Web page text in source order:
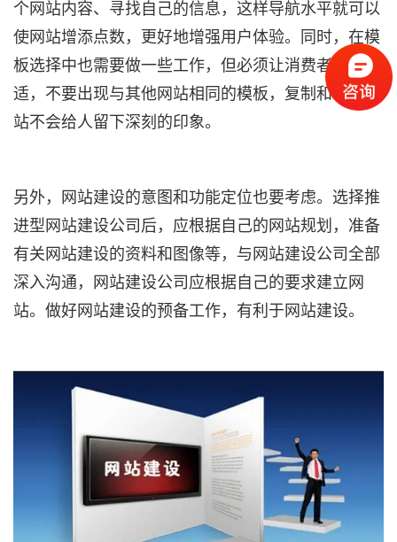
个网站内容、寻找自己的信息，这样导航水平就可以
使网站增添点数，更好地增强用户体验。同时，在模
板选择中也需要做一些工作，但必须让消费者感到舒
适，不要出现与其他网站相同的模板，复制和粘贴网
站不会给人留下深刻的印象。
另外，网站建设的意图和功能定位也要考虑。选择推
进型网站建设公司后，应根据自己的网站规划，准备
有关网站建设的资料和图像等，与网站建设公司全部
深入沟通，网站建设公司应根据自己的要求建立网
站。做好网站建设的预备工作，有利于网站建设。